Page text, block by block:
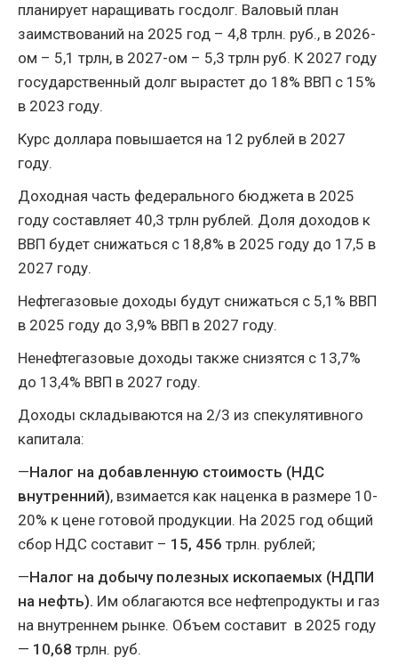
планирует наращивать госдолг. Валовый план
заимствований на 2025 год – 4,8 трлн. руб., в 2026-
ом – 5,1 трлн, в 2027-ом – 5,3 трлн руб. К 2027 году
государственный долг вырастет до 18% ВВП с 15%
в 2023 году.
Курс доллара повышается на 12 рублей в 2027
году.
Доходная часть федерального бюджета в 2025
году составляет 40,3 трлн рублей. Доля доходов к
ВВП будет снижаться с 18,8% в 2025 году до 17,5 в
2027 году.
Нефтегазовые доходы будут снижаться с 5,1% ВВП
в 2025 году до 3,9% ВВП в 2027 году.
Ненефтегазовые доходы также снизятся с 13,7%
до 13,4% ВВП в 2027 году.
Доходы складываются на 2/3 из спекулятивного
капитала:
—Налог на добавленную стоимость (НДС
внутренний), взимается как наценка в размере 10-
20% к цене готовой продукции. На 2025 год общий
сбор НДС составит – 15, 456 трлн. рублей;
—Налог на добычу полезных ископаемых (НДПИ
на нефть). Им облагаются все нефтепродукты и газ
на внутреннем рынке. Объем составит в 2025 году
— 10,68 трлн. руб.